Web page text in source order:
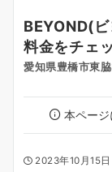
BEYOND(
料金をチェ
愛知県豊橋市東
本ページ
2023年10月15日